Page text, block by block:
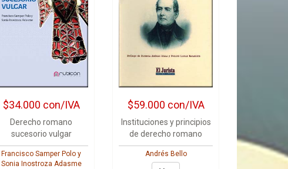
$34.000 con/IVA
Derecho romano
sucesorio vulgar
Francisco Samper Polo y
Sonia Inostroza Adasme
$59.000 con/IVA
Instituciones y principios
de derecho romano
Andrés Bello